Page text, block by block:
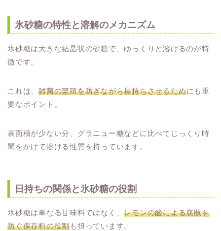
氷砂糖の特性と溶解のメカニズム
氷砂糖は大きな結晶状の砂糖で、ゆっくりと溶けるのが特
徴です。
これは、雑菌の繁殖を防ぎながら長持ちさせるためにも重
要なポイント。
表面積が少ない分、グラニュー糖などに比べてじっくり時
間をかけて溶ける性質を持っています。
日持ちの関係と氷砂糖の役割
氷砂糖は単なる甘味料ではなく、レモンの酸による腐敗を
防ぐ保存料の役割も担っています。